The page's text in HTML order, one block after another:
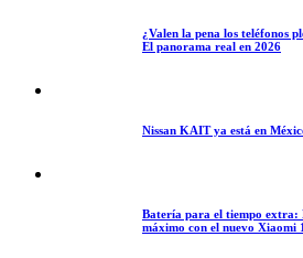
¿Valen la pena los teléfonos
El panorama real en 2026
Nissan KAIT ya está en
Batería para el tiempo extra:
máximo con el nuevo Xiaomi